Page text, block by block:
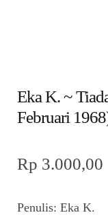
Reseller
Eka K. ~
Februari
Rp 3.000,00
Penulis: Eka K.